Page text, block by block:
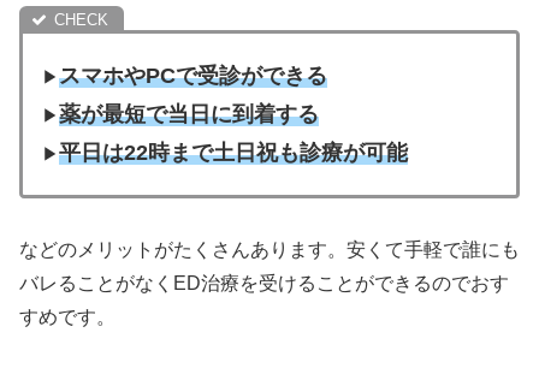
▶︎スマホやPCで受診ができる
▶︎薬が最短で当日に到着する
▶︎平日は22時まで土日祝も診療が可能
などのメリットがたくさんあります。安くて手軽で誰にも
バレることがなくED治療を受けることができるのでおす
すめです。